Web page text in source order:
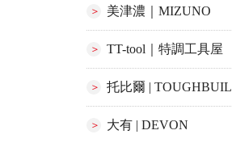
美津濃｜MIZUNO
TT-tool｜特調工具屋
托比爾 | TOUGHBUIL
大有 | DEVON